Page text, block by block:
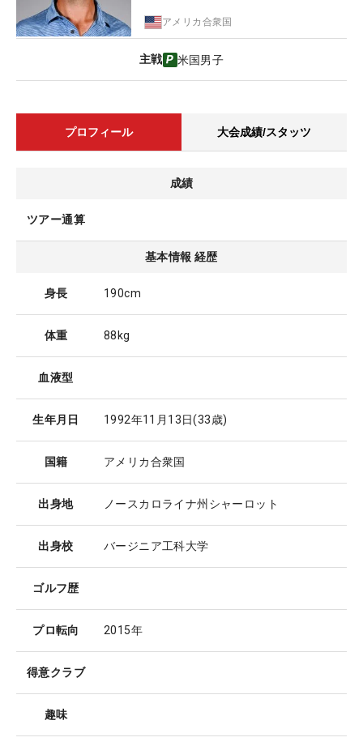
アメリカ合衆国
主戦 米国男子
プロフィール 大会成績/スタッツ
成績
ツアー通算
基本情報 経歴
身長 190cm
体重 88kg
血液型
生年月日 1992年11月13日(33歳)
国籍 アメリカ合衆国
出身地 ノースカロライナ州シャーロット
出身校 バージニア工科大学
ゴルフ歴
プロ転向 2015年
得意クラブ
趣味